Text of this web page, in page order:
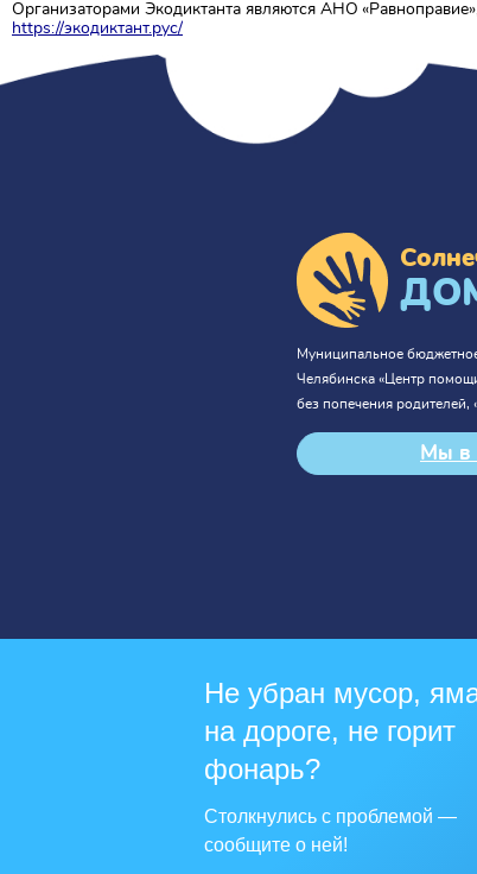
Организаторами Экодиктанта являются АНО
https://экодиктант.рус/
Муниципальное
Челябинска «Центр
без попечения родителей,
Мы в
Не убран мусор,
на дороге, не горит
фонарь?
Столкнулись с проблемой —
сообщите о ней!